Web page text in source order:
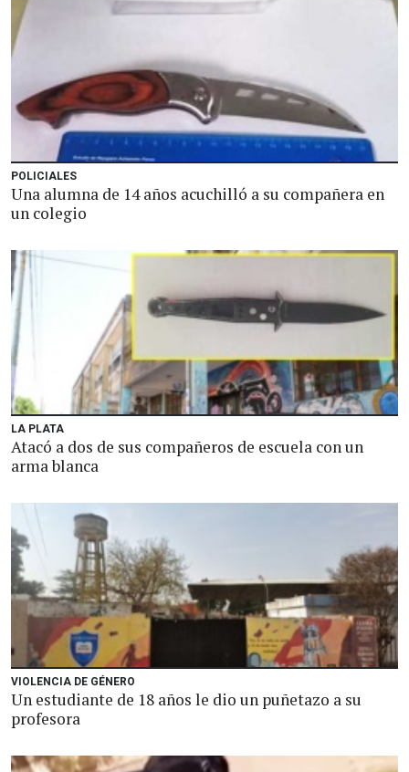
POLICIALES
Una alumna de 14 años acuchilló a su compañera en
un colegio
LA PLATA
Atacó a dos de sus compañeros de escuela con un
arma blanca
VIOLENCIA DE GÉNERO
Un estudiante de 18 años le dio un puñetazo a su
profesora